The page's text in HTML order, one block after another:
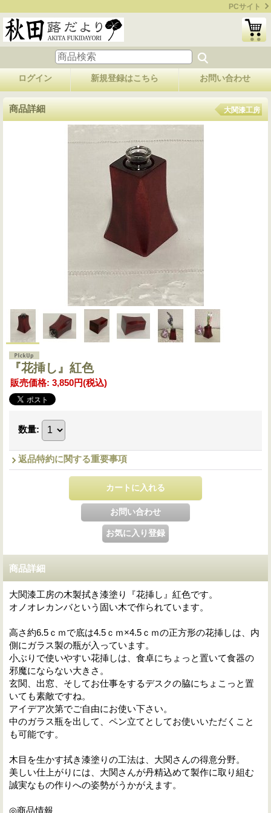
PCサイト
ログイン 新規登録はこちら お問い合わせ
商品詳細 大関漆工房
『花挿し』紅色
販売価格: 3,850円(税込)
数量:
返品特約に関する重要事項
商品詳細
大関漆工房の木製拭き漆塗り『花挿し』紅色です。
オノオレカンバという固い木で作られています。
高さ約6.5ｃｍで底は4.5ｃｍ×4.5ｃｍの正方形の花挿しは、内
側にガラス製の瓶が入っています。
小ぶりで使いやすい花挿しは、食卓にちょっと置いて食器の
邪魔にならない大きさ。
玄関、出窓、そしてお仕事をするデスクの脇にちょこっと置
いても素敵ですね。
アイデア次第でご自由にお使い下さい。
中のガラス瓶を出して、ペン立てとしてお使いいただくこと
も可能です。
木目を生かす拭き漆塗りの工法は、大関さんの得意分野。
美しい仕上がりには、大関さんが丹精込めて製作に取り組む
誠実なもの作りへの姿勢がうかがえます。
◎商品情報